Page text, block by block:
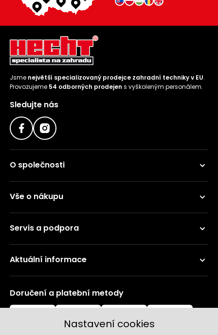
Jsme největší specializovaný prodejce zahradní techniky v EU.
Provozujeme 54 odborných prodejen s vyškoleným personálem.
Sledujte nás
O společnosti
Vše o nákupu
Servis a podpora
Aktuální informace
Doručení a platební metody
Nastavení cookies